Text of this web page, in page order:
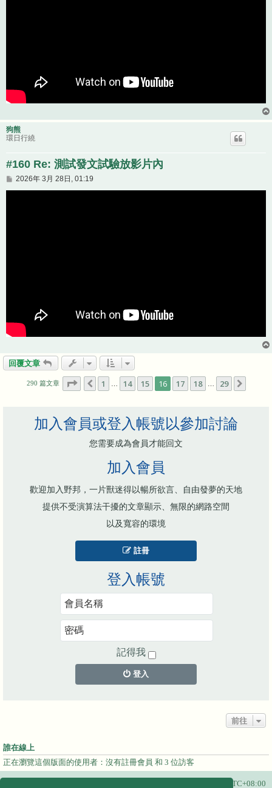
狗熊
環日行繞
#160 Re: 測試發文試驗放影片內
文
2026年 3月 28日, 01:19
回覆文章
290 篇文章 第 16 頁 (共 29頁)
上一頁
1 14 15 16 17 18 29
加入會員或登入帳號以參加討論
您需要成為會員才能回文
加入會員
歡迎加入野邦，一片獸迷得以暢所欲言、自由發夢的天地
提供不受演算法干擾的文章顯示、無限的網路空間
以及寬容的環境
註冊
登入帳號
記得我
登入
前往
誰在線上
正在瀏覽這個版面的使用者：沒有註冊會員 和 3 位訪客
UTC+08:00